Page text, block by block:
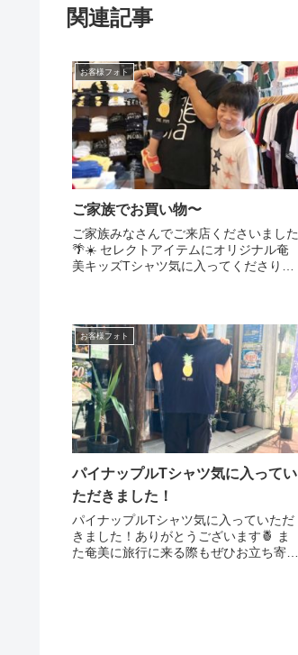
関連記事
お客様フォト
ご家族でお買い物〜
ご家族みなさんでご来店くださいました
🌴☀️ セレクトアイテムにオリジナル奄
美キッズTシャツ気に入ってくださりあ
お客様フォト
パイナップルTシャツ気に入ってい
ただきました！
パイナップルTシャツ気に入っていただ
きました！ありがとうございます🍍 ま
た奄美に旅行に来る際もぜひお立ち寄り